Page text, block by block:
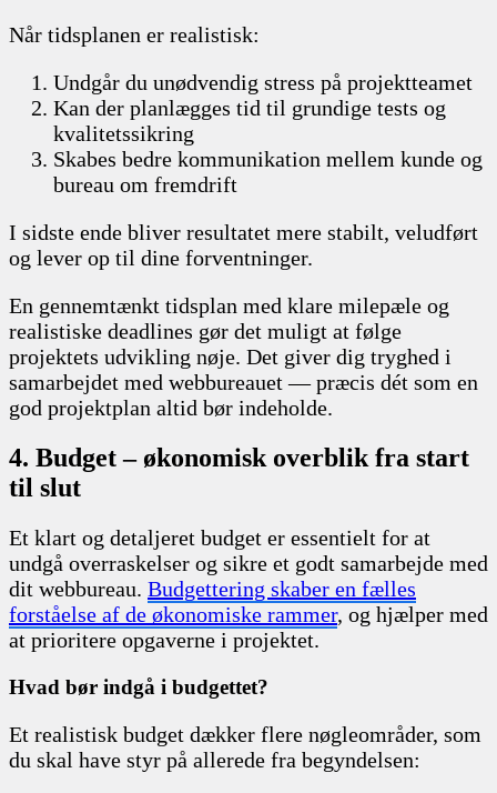
Når tidsplanen er realistisk:
Undgår du unødvendig stress på projektteamet
Kan der planlægges tid til grundige tests og
kvalitetssikring
Skabes bedre kommunikation mellem kunde og
bureau om fremdrift
I sidste ende bliver resultatet mere stabilt, veludført
og lever op til dine forventninger.
En gennemtænkt tidsplan med klare milepæle og
realistiske deadlines gør det muligt at følge
projektets udvikling nøje. Det giver dig tryghed i
samarbejdet med webbureauet — præcis dét som en
god projektplan altid bør indeholde.
4. Budget – økonomisk overblik fra start
til slut
Et klart og detaljeret budget er essentielt for at
undgå overraskelser og sikre et godt samarbejde med
dit webbureau. Budgettering skaber en fælles
forståelse af de økonomiske rammer, og hjælper med
at prioritere opgaverne i projektet.
Hvad bør indgå i budgettet?
Et realistisk budget dækker flere nøgleområder, som
du skal have styr på allerede fra begyndelsen: